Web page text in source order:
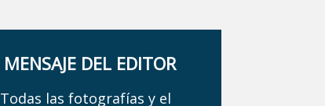
MENSAJE DEL EDITOR
Todas las fotografías y el